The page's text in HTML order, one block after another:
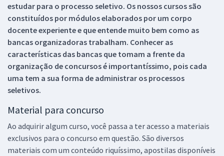
estudar para o processo seletivo. Os nossos cursos são
constituídos por módulos elaborados por um corpo
docente experiente e que entende muito bem como as
bancas organizadoras trabalham. Conhecer as
características das bancas que tomam a frente da
organização de concursos é importantíssimo, pois cada
uma tem a sua forma de administrar os processos
seletivos.
Material para concurso
Ao adquirir algum curso, você passa a ter acesso a materiais
exclusivos para o concurso em questão. São diversos
materiais com um conteúdo riquíssimo, apostilas disponíveis